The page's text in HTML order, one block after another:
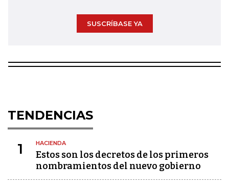
SUSCRÍBASE YA
TENDENCIAS
1 HACIENDA
Estos son los decretos de los primeros
nombramientos del nuevo gobierno